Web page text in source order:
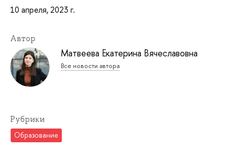
10 апреля, 2023 г.
Автор
Матвеева Екатерина Вячеславовна
Все новости автора
Рубрики
Образование